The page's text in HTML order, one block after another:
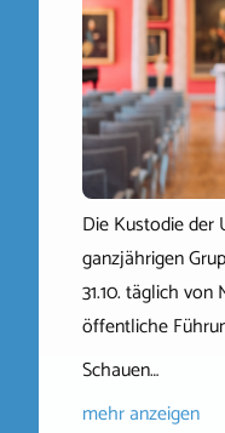
Die Kustodie der
ganzjährigen
31.10. täglich
öffentliche
Schauen…
mehr anzeigen